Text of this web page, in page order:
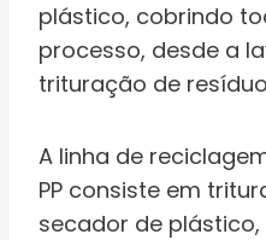
plástico, cobrindo
processo, desde a
trituração de
A linha de
PP consiste em
secador de